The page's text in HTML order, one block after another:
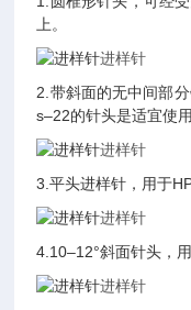
上。
进样针
2.带斜面的无中间部
s–22的针头是适宜使
进样针
3.平头进样针，用于
进样针
4.10–12°斜面针头，
进样针